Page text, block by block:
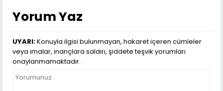
Yorum Yaz
UYARI:Konuyla ilgisi bulunmayan, hakaret içeren cümleler
veya imalar, inançlara saldırı, şiddete teşvik yorumları
onaylanmamaktadır.